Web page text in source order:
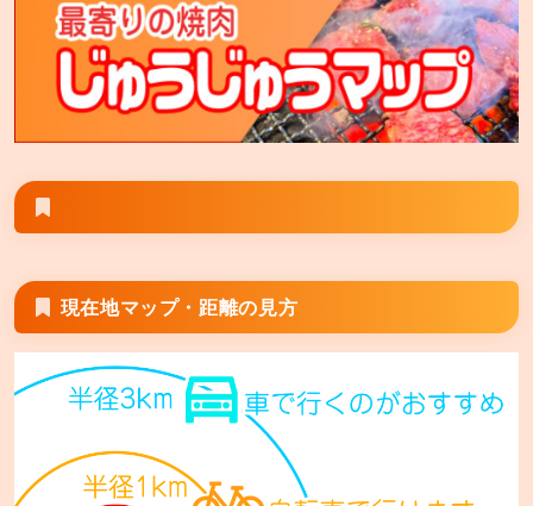
足柄上郡大井町上大井233−1
安楽亭 三郷店
三郷市上彦名106−1
安楽亭 相模原九沢橋店
富士見市鶴馬1−13−22
安楽亭 座間店
座間市相模が丘1−5−36
安楽亭 厚木船子店
厚木市船子64−1
現在地マップ・距離の見方